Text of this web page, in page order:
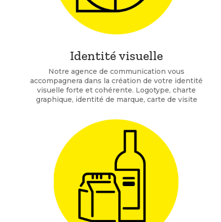
Identité visuelle
Notre agence de communication vous
accompagnera dans la création de votre identité
visuelle forte et cohérente. Logotype, charte
graphique, identité de marque, carte de visite